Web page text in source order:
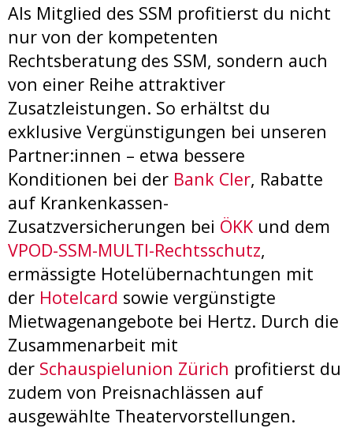
Als Mitglied des SSM profitierst du nicht
nur von der kompetenten
Rechtsberatung des SSM, sondern auch
von einer Reihe attraktiver
Zusatzleistungen. So erhältst du
exklusive Vergünstigungen bei unseren
Partner:innen – etwa bessere
Konditionen bei der Bank Cler, Rabatte
auf Krankenkassen-
Zusatzversicherungen bei ÖKK und dem
VPOD-SSM-MULTI-Rechtsschutz,
ermässigte Hotelübernachtungen mit
der Hotelcard sowie vergünstigte
Mietwagenangebote bei Hertz. Durch die
Zusammenarbeit mit
der Schauspielunion Zürich profitierst du
zudem von Preisnachlässen auf
ausgewählte Theatervorstellungen.